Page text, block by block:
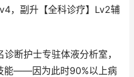
，副升【全科诊疗】Lv2辅
断护士专驻体液分析室，
能——因为此时90%以上病